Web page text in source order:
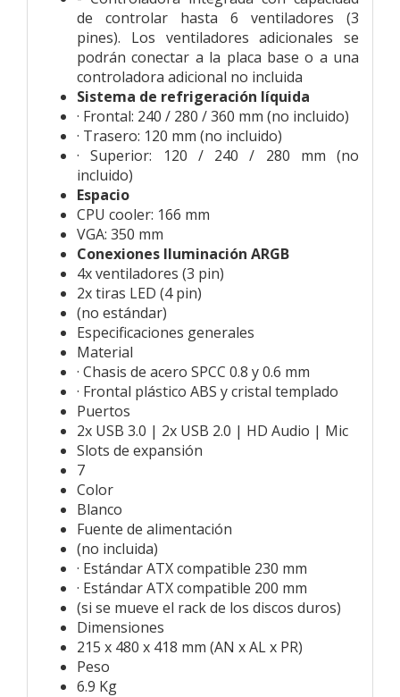
de controlar hasta 6 ventiladores (3
pines). Los ventiladores adicionales se
podrán conectar a la placa base o a una
controladora adicional no incluida
Sistema de refrigeración líquida
· Frontal: 240 / 280 / 360 mm (no incluido)
· Trasero: 120 mm (no incluido)
· Superior: 120 / 240 / 280 mm (no
incluido)
Espacio
CPU cooler: 166 mm
VGA: 350 mm
Conexiones Iluminación ARGB
4x ventiladores (3 pin)
2x tiras LED (4 pin)
(no estándar)
Especificaciones generales
Material
· Chasis de acero SPCC 0.8 y 0.6 mm
· Frontal plástico ABS y cristal templado
Puertos
2x USB 3.0 | 2x USB 2.0 | HD Audio | Mic
Slots de expansión
7
Color
Blanco
Fuente de alimentación
(no incluida)
· Estándar ATX compatible 230 mm
· Estándar ATX compatible 200 mm
(si se mueve el rack de los discos duros)
Dimensiones
215 x 480 x 418 mm (AN x AL x PR)
Peso
6.9 Kg